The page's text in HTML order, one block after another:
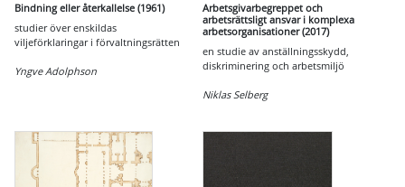
Bindning eller återkallelse (1961)
studier över enskildas
viljeförklaringar i förvaltningsrätten
Yngve Adolphson
Arbetsgivarbegreppet och
arbetsrättsligt ansvar i komplexa
arbetsorganisationer (2017)
en studie av anställningsskydd,
diskriminering och arbetsmiljö
Niklas Selberg